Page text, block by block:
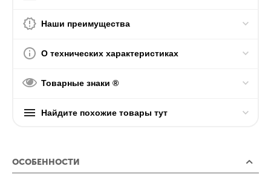
Наши преимущества
О технических характеристиках
Товарные знаки ®
Найдите похожие товары тут
ОСОБЕННОСТИ